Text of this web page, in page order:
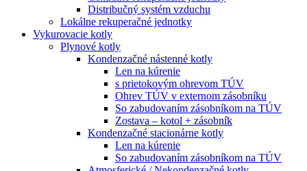
Distribučný systém vzduchu
Lokálne rekuperačné jednotky
Vykurovacie kotly
Plynové kotly
Kondenzačné nástenné kotly
Len na kúrenie
s prietokovým ohrevom TÚV
Ohrev TÚV v externom zásobníku
So zabudovaním zásobníkom na TÚV
Zostava – kotol + zásobník
Kondenzačné stacionárne kotly
Len na kúrenie
So zabudovaním zásobníkom na TÚV